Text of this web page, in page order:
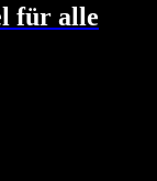
für alle